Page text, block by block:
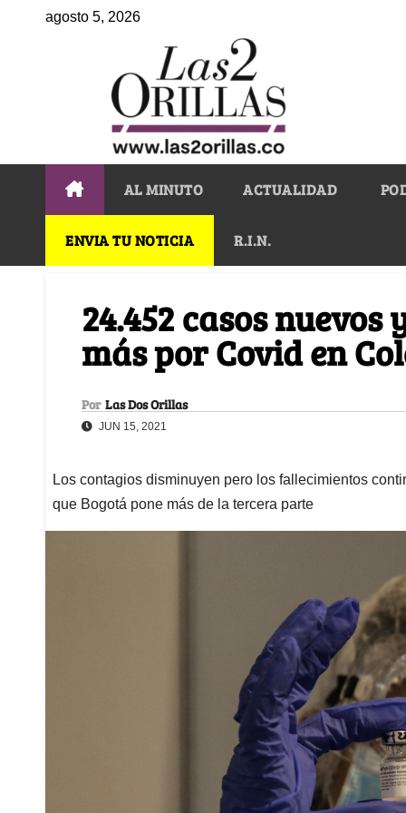
agosto 5, 2026
AL MINUTO ACTUALIDAD
ENVIA TU NOTICIA R.I.N.
24.452 casos
más por Covid en
Por Las Dos Orillas
JUN 15, 2021
Los contagios disminuyen pero los fallecimientos
que Bogotá pone más de la tercera parte